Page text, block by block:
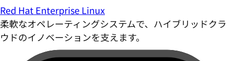
Red Hat Enterprise Linux
柔軟なオペレーティングシステムで、ハイブリッドクラ
ウドのイノベーションを支えます。